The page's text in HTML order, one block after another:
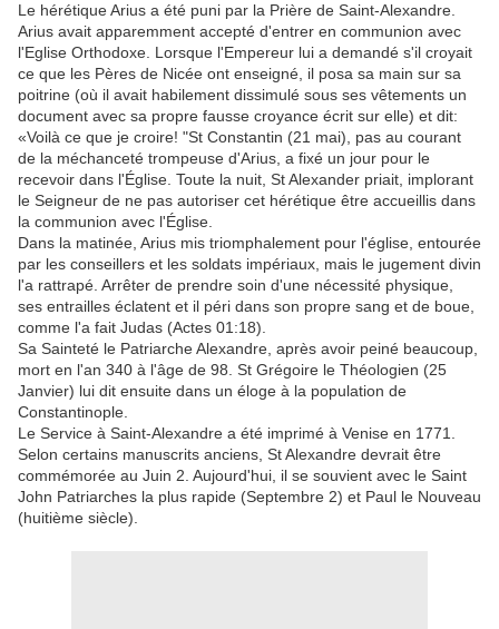
Le hérétique Arius a été puni par la Prière de Saint-Alexandre.
Arius avait apparemment accepté d'entrer en communion avec
l'Eglise Orthodoxe. Lorsque l'Empereur lui a demandé s'il croyait
ce que les Pères de Nicée ont enseigné, il posa sa main sur sa
poitrine (où il avait habilement dissimulé sous ses vêtements un
document avec sa propre fausse croyance écrit sur elle) et dit:
«Voilà ce que je croire! "St Constantin (21 mai), pas au courant
de la méchanceté trompeuse d'Arius, a fixé un jour pour le
recevoir dans l'Église. Toute la nuit, St Alexander priait, implorant
le Seigneur de ne pas autoriser cet hérétique être accueillis dans
la communion avec l'Église.
Dans la matinée, Arius mis triomphalement pour l'église, entourée
par les conseillers et les soldats impériaux, mais le jugement divin
l'a rattrapé. Arrêter de prendre soin d'une nécessité physique,
ses entrailles éclatent et il péri dans son propre sang et de boue,
comme l'a fait Judas (Actes 01:18).
Sa Sainteté le Patriarche Alexandre, après avoir peiné beaucoup,
mort en l'an 340 à l'âge de 98. St Grégoire le Théologien (25
Janvier) lui dit ensuite dans un éloge à la population de
Constantinople.
Le Service à Saint-Alexandre a été imprimé à Venise en 1771.
Selon certains manuscrits anciens, St Alexandre devrait être
commémorée au Juin 2. Aujourd'hui, il se souvient avec le Saint
John Patriarches la plus rapide (Septembre 2) et Paul le Nouveau
(huitième siècle).